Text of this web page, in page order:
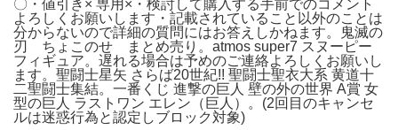
〇・値引き× 専用×・検討して購入する手前でのコメント
よろしくお願いします・記載されていること以外のことは
分からないので詳細の質問にはお答えしかねます。鬼滅の
刃 ちょこのせ まとめ売り。atmos super7 スヌーピー
フィギュア。遅れる場合は予めのご連絡よろしくお願いし
ます。聖闘士星矢 さらば20世紀!! 聖闘士聖衣大系 黄道十
二聖闘士集結。一番くじ 進撃の巨人 壁の外の世界 A賞 女
型の巨人 ラストワン エレン（巨人）。(2回目のキャンセ
ルは迷惑行為と認定しブロック対象)